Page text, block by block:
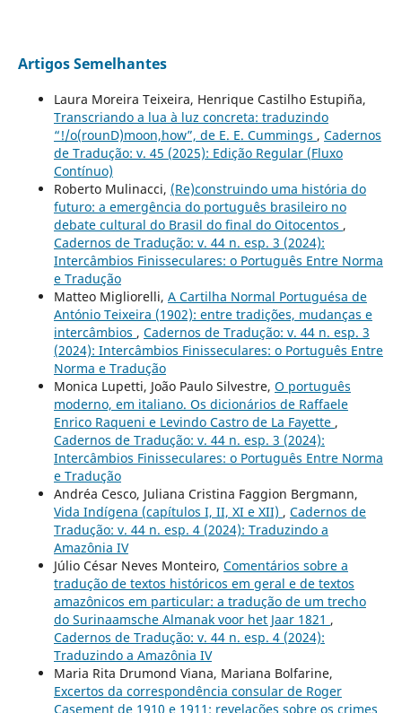
Artigos Semelhantes
Laura Moreira Teixeira, Henrique Castilho Estupiña,
Transcriando a lua à luz concreta: traduzindo
“!/o(rounD)moon,how”, de E. E. Cummings , Cadernos
de Tradução: v. 45 (2025): Edição Regular (Fluxo
Contínuo)
Roberto Mulinacci, (Re)construindo uma história do
futuro: a emergência do português brasileiro no
debate cultural do Brasil do final do Oitocentos ,
Cadernos de Tradução: v. 44 n. esp. 3 (2024):
Intercâmbios Finisseculares: o Português Entre Norma
e Tradução
Matteo Migliorelli, A Cartilha Normal Portuguésa de
António Teixeira (1902): entre tradições, mudanças e
intercâmbios , Cadernos de Tradução: v. 44 n. esp. 3
(2024): Intercâmbios Finisseculares: o Português Entre
Norma e Tradução
Monica Lupetti, João Paulo Silvestre, O português
moderno, em italiano. Os dicionários de Raffaele
Enrico Raqueni e Levindo Castro de La Fayette ,
Cadernos de Tradução: v. 44 n. esp. 3 (2024):
Intercâmbios Finisseculares: o Português Entre Norma
e Tradução
Andréa Cesco, Juliana Cristina Faggion Bergmann,
Vida Indígena (capítulos I, II, XI e XII) , Cadernos de
Tradução: v. 44 n. esp. 4 (2024): Traduzindo a
Amazônia IV
Júlio César Neves Monteiro, Comentários sobre a
tradução de textos históricos em geral e de textos
amazônicos em particular: a tradução de um trecho
do Surinaamsche Almanak voor het Jaar 1821 ,
Cadernos de Tradução: v. 44 n. esp. 4 (2024):
Traduzindo a Amazônia IV
Maria Rita Drumond Viana, Mariana Bolfarine,
Excertos da correspondência consular de Roger
Casement de 1910 e 1911: revelações sobre os crimes